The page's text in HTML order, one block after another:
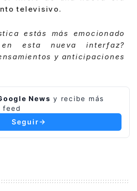
televisivo.
estás más emocionado
esta nueva interfaz?
y anticipaciones
News y recibe más
feed
Seguir